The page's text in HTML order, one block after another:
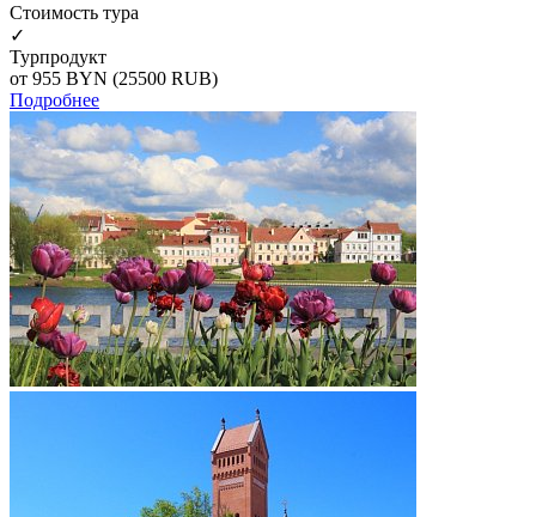
Cтоимость тура
✓
Турпродукт
от 955 BYN (25500 RUB)
Подробнее